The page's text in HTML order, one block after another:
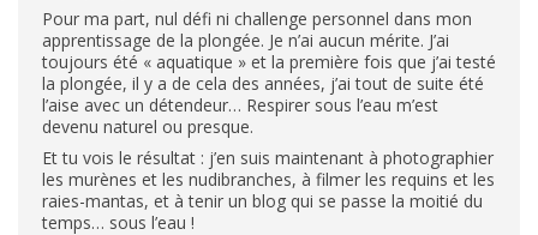
Pour ma part, nul défi ni challenge personnel dans mon
apprentissage de la plongée. Je n’ai aucun mérite. J’ai
toujours été « aquatique » et la première fois que j’ai testé
la plongée, il y a de cela des années, j’ai tout de suite été
l’aise avec un détendeur… Respirer sous l’eau m’est
devenu naturel ou presque.
Et tu vois le résultat : j’en suis maintenant à photographier
les murènes et les nudibranches, à filmer les requins et les
raies-mantas, et à tenir un blog qui se passe la moitié du
temps… sous l’eau !